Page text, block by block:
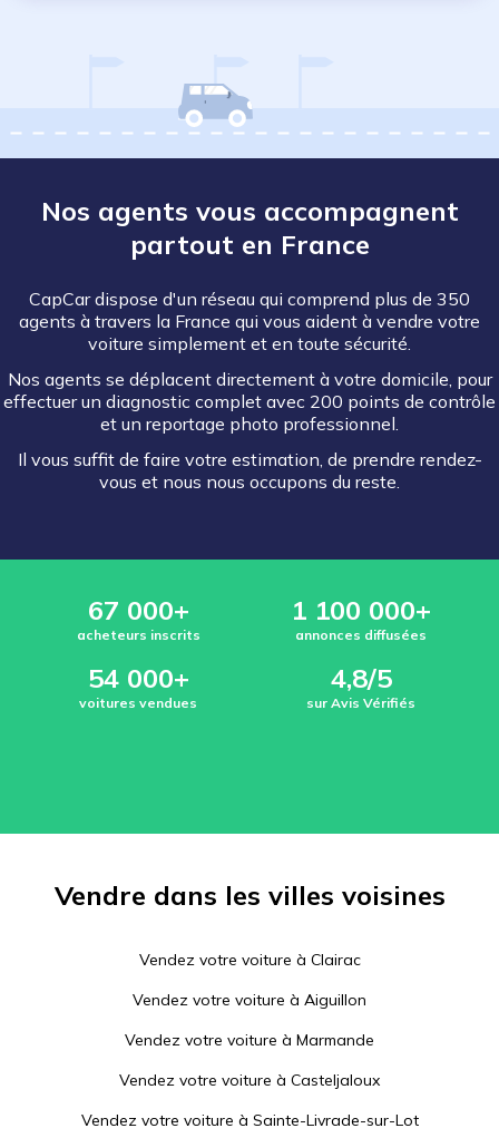
Nos agents vous accompagnent
partout en France
CapCar dispose d'un réseau qui comprend plus de 350
agents à travers la France qui vous aident à vendre votre
voiture simplement et en toute sécurité.
Nos agents se déplacent directement à votre domicile, pour
effectuer un diagnostic complet avec 200 points de contrôle
et un reportage photo professionnel.
Il vous suffit de faire votre estimation, de prendre rendez-
vous et nous nous occupons du reste.
67 000+
acheteurs inscrits
1 100 000+
annonces diffusées
54 000+
voitures vendues
4,8/5
sur Avis Vérifiés
Vendre dans les villes voisines
Vendez votre voiture à Clairac
Vendez votre voiture à Aiguillon
Vendez votre voiture à Marmande
Vendez votre voiture à Casteljaloux
Vendez votre voiture à Sainte-Livrade-sur-Lot